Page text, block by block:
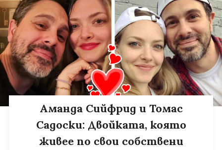
Аманда Сийфрид и Томас
Садоски: Двойката, която
живее по свои собствени